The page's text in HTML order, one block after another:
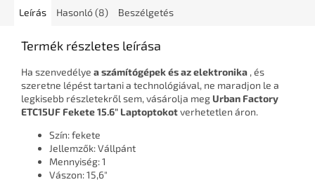
Leírás Hasonló (8) Beszélgetés
Termék részletes leírása
Ha szenvedélye a számítógépek és az elektronika , és
szeretne lépést tartani a technológiával, ne maradjon le a
legkisebb részletekről sem, vásárolja meg Urban Factory
ETC15UF Fekete 15.6" Laptoptokotverhetetlen áron.
Szín: fekete
Jellemzők: Vállpánt
Mennyiség: 1
Vászon: 15,6"